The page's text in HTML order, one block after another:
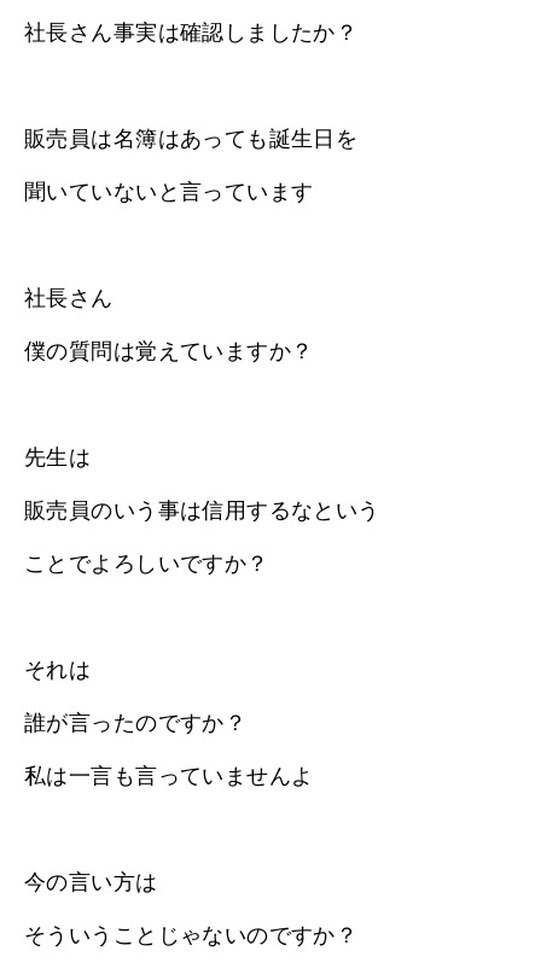
社長さん事実は確認しましたか？
販売員は名簿はあっても誕生日を
聞いていないと言っています
社長さん
僕の質問は覚えていますか？
先生は
販売員のいう事は信用するなという
ことでよろしいですか？
それは
誰が言ったのですか？
私は一言も言っていませんよ
今の言い方は
そういうことじゃないのですか？